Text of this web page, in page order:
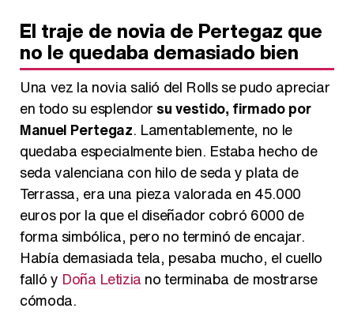
El traje de novia de Pertegaz que
no le quedaba demasiado bien
Una vez la novia salió del Rolls se pudo apreciar
en todo su esplendor su vestido, firmado por
Manuel Pertegaz. Lamentablemente, no le
quedaba especialmente bien. Estaba hecho de
seda valenciana con hilo de seda y plata de
Terrassa, era una pieza valorada en 45.000
euros por la que el diseñador cobró 6000 de
forma simbólica, pero no terminó de encajar.
Había demasiada tela, pesaba mucho, el cuello
falló y Doña Letizia no terminaba de mostrarse
cómoda.